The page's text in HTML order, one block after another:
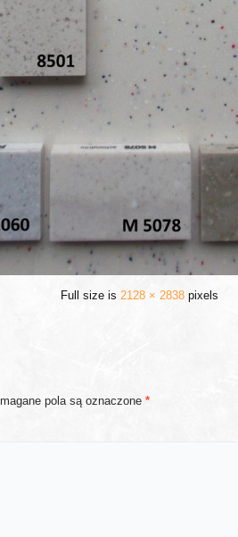
Full size is 2128 × 2838pixels
pola są oznaczone *